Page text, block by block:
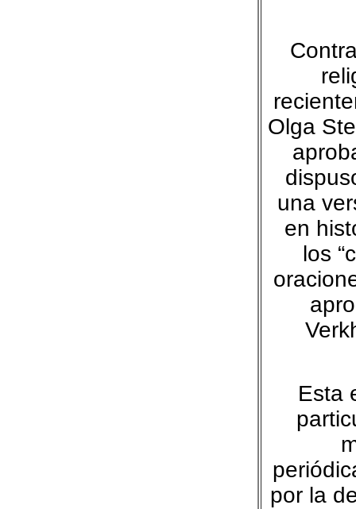
Olga
una
en
los
Esta
por la